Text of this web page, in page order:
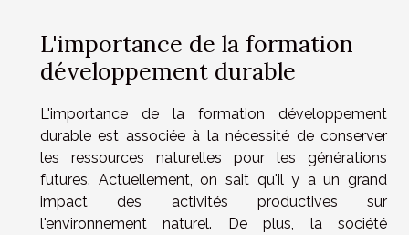
L'importance de la formation
développement durable
L'importance de la formation développement
durable est associée à la nécessité de conserver
les ressources naturelles pour les générations
futures. Actuellement, on sait qu'il y a un grand
impact des activités productives sur
l'environnement naturel. De plus, la société